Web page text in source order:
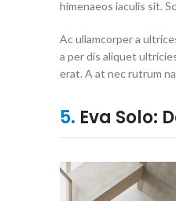
himenaeos iaculis sit.
Ac ullamcorper a
a per dis aliquet
erat. A at nec rutrum
5. Eva Solo: